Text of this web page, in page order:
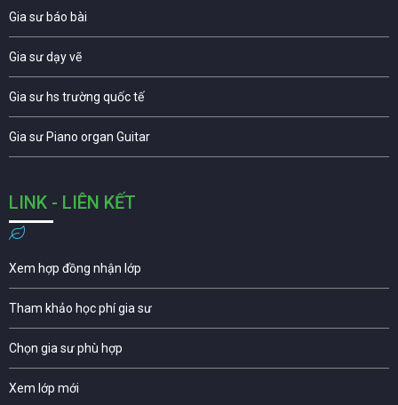
Gia sư báo bài
Gia sư dạy vẽ
Gia sư hs trường quốc tế
Gia sư Piano organ Guitar
LINK - LIÊN KẾT
Xem hợp đồng nhận lớp
Tham khảo học phí gia sư
Chọn gia sư phù hợp
Xem lớp mới